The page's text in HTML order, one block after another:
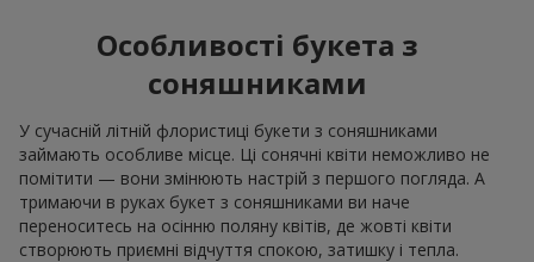
Особливості букета з
соняшниками
У сучасній літній флористиці букети з соняшниками
займають особливе місце. Ці сонячні квіти неможливо не
помітити — вони змінюють настрій з першого погляда. А
тримаючи в руках букет з соняшниками ви наче
переноситесь на осінню поляну квітів, де жовті квіти
створюють приємні відчуття спокою, затишку і тепла.